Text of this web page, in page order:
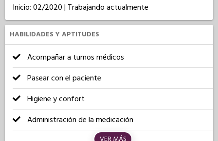
Inicio: 02/2020 | Trabajando actualmente
HABILIDADES Y APTITUDES
Acompañar a turnos médicos
Pasear con el paciente
Higiene y confort
Administración de la medicación
VER MÁS